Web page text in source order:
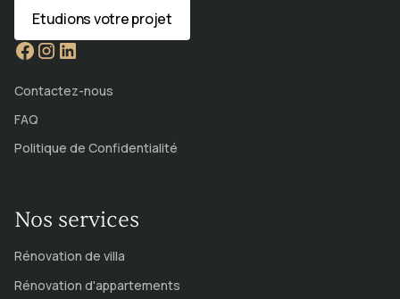
Etudions votre projet
Contactez-nous
FAQ
Politique de Confidentialité
Nos services
Rénovation de villa
Rénovation d'appartements